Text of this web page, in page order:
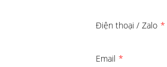
Điện thoại / Zalo *
Email *